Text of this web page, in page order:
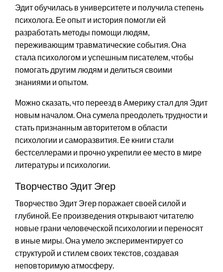
Эдит обучилась в университете и получила степень
психолога. Ее опыт и история помогли ей
разработать методы помощи людям,
переживающим травматические события. Она
стала психологом и успешным писателем, чтобы
помогать другим людям и делиться своими
знаниями и опытом.
Можно сказать, что переезд в Америку стал для Эдит
новым началом. Она сумела преодолеть трудности и
стать признанным авторитетом в области
психологии и саморазвития. Ее книги стали
бестселлерами и прочно укрепили ее место в мире
литературы и психологии.
Творчество Эдит Эгер
Творчество Эдит Эгер поражает своей силой и
глубиной. Ее произведения открывают читателю
новые грани человеческой психологии и переносят
в иные миры. Она умело экспериментирует со
структурой и стилем своих текстов, создавая
неповторимую атмосферу.